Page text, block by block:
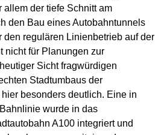
allem der tiefe Schnitt am
den Bau eines Autobahntunnels
den regulären Linienbetrieb auf der
nicht für Planungen zur
Sicht fragwürdigen
Stadtumbaus der
besonders deutlich. Eine in
wurde in das
A100 integriert und